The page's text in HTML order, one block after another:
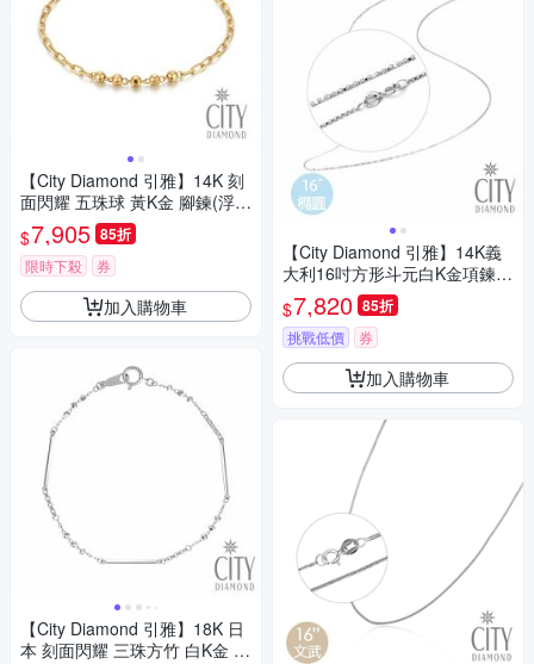
【City Diamond 引雅】14K 刻
面閃耀 五珠球 黃K金 腳鍊(浮光
流影系列)
$7,905 85折
限時下殺 券
加入購物車
【City Diamond 引雅】18K 日
本 刻面閃耀 三珠方竹 白K金 手
【City Diamond 引雅】14K義
大利16吋方形斗元白K金項鍊
(浮光流影系列)
$7,820 85折
挑戰低價 券
加入購物車